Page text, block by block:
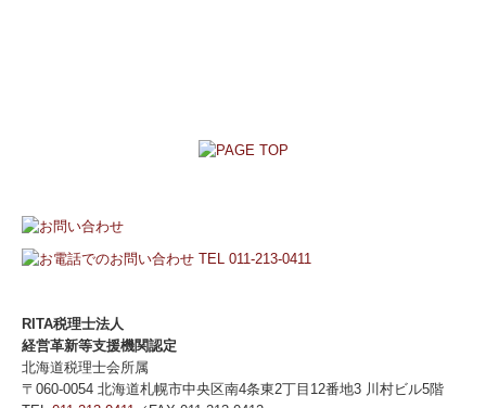
RITA税理士法人
経営革新等支援機関認定
北海道税理士会所属
〒060-0054 北海道札幌市中央区南4条東2丁目12番地3 川村ビル5階